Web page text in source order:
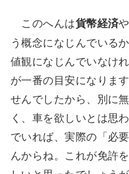
このへんは貨幣経済や
う概念になじんでいる
値観になじんでいなけ
が一番の目安になりま
せんでしたから、別に
く、車を欲しいとは思
でいれば、実際の「必
んからね。これが免許